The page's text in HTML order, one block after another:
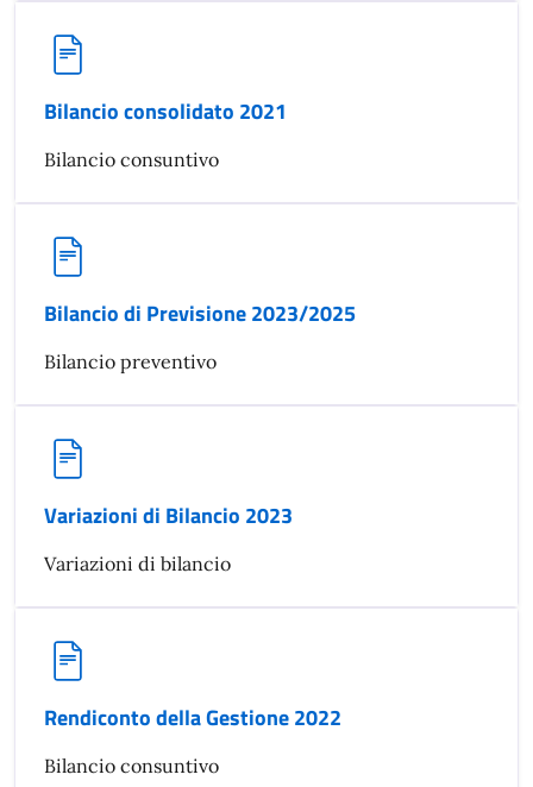
Bilancio consolidato 2021
Bilancio consuntivo
Bilancio di Previsione 2023/2025
Bilancio preventivo
Variazioni di Bilancio 2023
Variazioni di bilancio
Rendiconto della Gestione 2022
Bilancio consuntivo